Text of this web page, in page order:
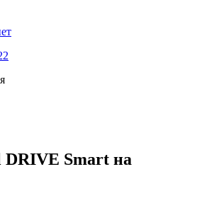
DRIVE Smart на